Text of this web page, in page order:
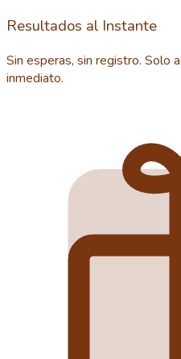
Resultados al Instante
Sin esperas, sin registro. Solo
inmediato.